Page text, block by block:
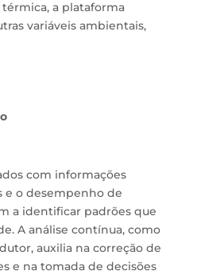
a plataforma
variáveis ambientais,
com informações
e o desempenho de
a identificar padrões que
A análise contínua, como
auxilia na correção de
e na tomada de decisões